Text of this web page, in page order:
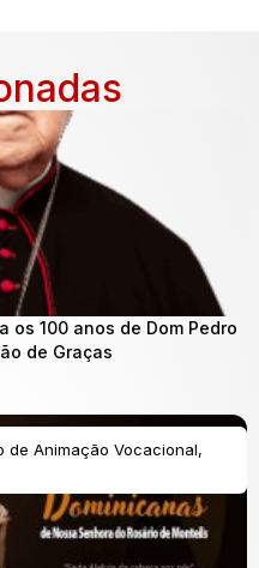
os 100 anos de Dom Pedro
de Graças
de Animação Vocacional,